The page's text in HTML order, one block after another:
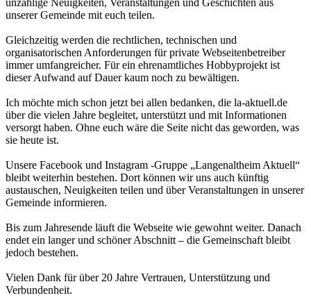
unserer Gemeinde mit euch teilen.
Gleichzeitig werden die rechtlichen, technischen und
organisatorischen Anforderungen für private Webseitenbetreiber
immer umfangreicher. Für ein ehrenamtliches Hobbyprojekt ist
dieser Aufwand auf Dauer kaum noch zu bewältigen.
Ich möchte mich schon jetzt bei allen bedanken, die la-aktuell.de
über die vielen Jahre begleitet, unterstützt und mit Informationen
versorgt haben. Ohne euch wäre die Seite nicht das geworden, was
sie heute ist.
Unsere Facebook und Instagram -Gruppe „Langenaltheim Aktuell“
bleibt weiterhin bestehen. Dort können wir uns auch künftig
austauschen, Neuigkeiten teilen und über Veranstaltungen in unserer
Gemeinde informieren.
Bis zum Jahresende läuft die Webseite wie gewohnt weiter. Danach
endet ein langer und schöner Abschnitt – die Gemeinschaft bleibt
jedoch bestehen.
Vielen Dank für über 20 Jahre Vertrauen, Unterstützung und
Verbundenheit.